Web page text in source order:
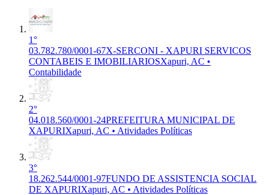
1°
03.782.780/0001-67X-SERCONI - XAPURI SERVICOS
CONTABEIS E IMOBILIARIOSXapuri, AC •
Contabilidade
2°
04.018.560/0001-24PREFEITURA MUNICIPAL DE
XAPURIXapuri, AC • Atividades Políticas
3°
18.262.544/0001-97FUNDO DE ASSISTENCIA SOCIAL
DE XAPURIXapuri, AC • Atividades Políticas